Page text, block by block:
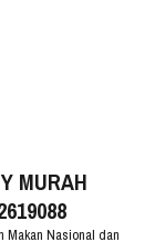
MURAH
Makan Nasional dan